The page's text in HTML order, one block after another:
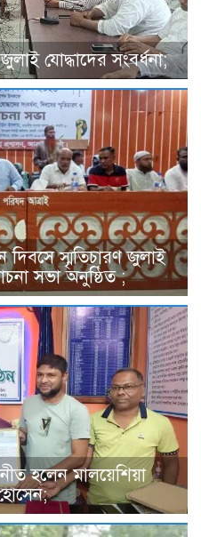
যোদ্ধাদের সংবর্ধনা;
দিবসে স্মৃতিচারণ জুলাই
সভা অনুষ্ঠিত ;
হলেন মালয়েশিয়া